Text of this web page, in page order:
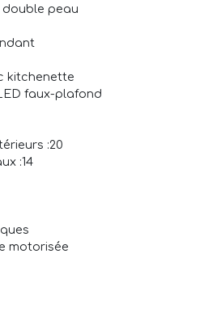
peau
kitchenette
faux-plafond
:20
:14
motorisée